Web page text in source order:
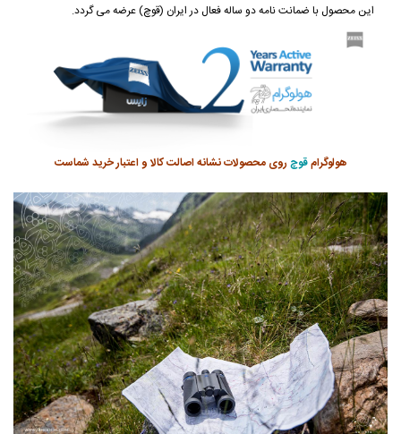
این محصول با ضمانت نامه دو ساله فعال در ایران (قوچ) عرضه می گردد.
هولوگرامقوچ روی محصولات نشانه اصالت کالا و اعتبار خرید شماست